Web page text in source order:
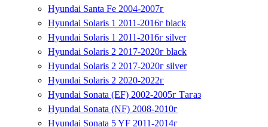
Hyundai Santa Fe 2004-2007г
Hyundai Solaris 1 2011-2016г black
Hyundai Solaris 1 2011-2016г silver
Hyundai Solaris 2 2017-2020г black
Hyundai Solaris 2 2017-2020г silver
Hyundai Solaris 2 2020-2022г
Hyundai Sonata (EF) 2002-2005г Тагаз
Hyundai Sonata (NF) 2008-2010г
Hyundai Sonata 5 YF 2011-2014г